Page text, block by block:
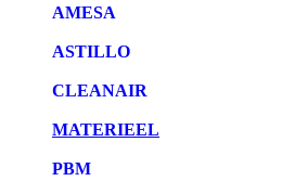
AMESA
ASTILLO
CLEANAIR
MATERIEEL
PBM